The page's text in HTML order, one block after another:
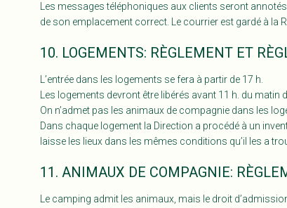
Les messages téléphoniques aux clients seront
de son emplacement correct. Le courrier est gardé à la
10. LOGEMENTS: RÈGLEMENT ET
L’entrée dans les logements se fera à partir de 17 h.
Les logements devront être libérés avant 11 h. du
On n’admet pas les animaux de compagnie dans les
Dans chaque logement la Direction a procédé à un
laisse les lieux dans les mêmes conditions qu’il les a
11. ANIMAUX DE COMPAGNIE:
Le camping admit les animaux, mais le droit